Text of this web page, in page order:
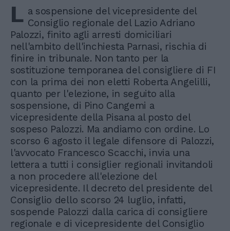
L a sospensione del vicepresidente del
Consiglio regionale del Lazio Adriano
Palozzi, finito agli arresti domiciliari
nell'ambito dell'inchiesta Parnasi, rischia di
finire in tribunale. Non tanto per la
sostituzione temporanea del consigliere di FI
con la prima dei non eletti Roberta Angelilli,
quanto per l'elezione, in seguito alla
sospensione, di Pino Cangemi a
vicepresidente della Pisana al posto del
sospeso Palozzi. Ma andiamo con ordine. Lo
scorso 6 agosto il legale difensore di Palozzi,
l'avvocato Francesco Scacchi, invia una
lettera a tutti i consiglier regionali invitandoli
a non procedere all'elezione del
vicepresidente. Il decreto del presidente del
Consiglio dello scorso 24 luglio, infatti,
sospende Palozzi dalla carica di consigliere
regionale e di vicepresidente del Consiglio